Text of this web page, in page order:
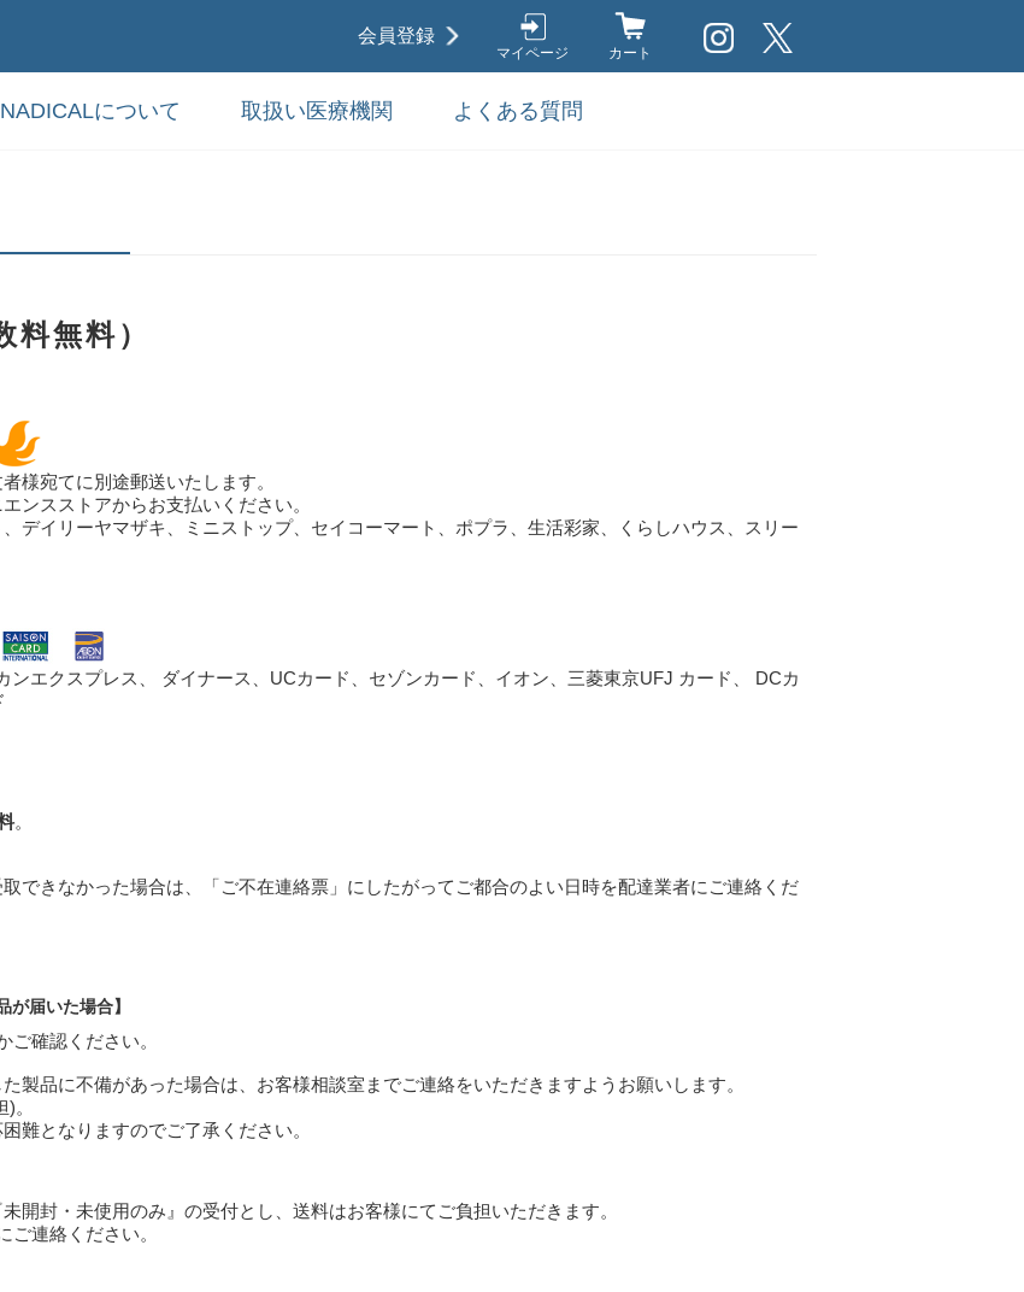
会員登録
マイページ カート
NADICALについて 取扱い医療機関 よくある質問
無料）
様宛てに別途郵送いたします。
ンスストアからお支払いください。
デイリーヤマザキ、ミニストップ、セイコーマート、ポプラ、生活彩家、くらしハウス、スリー
エクスプレス、 ダイナース、UCカード、セゾンカード、イオン、三菱東京UFJ カード、 DCカ
。
できなかった場合は、「ご不在連絡票」にしたがってご都合のよい日時を配達業者にご連絡くだ
が届いた場合】
確認ください。
製品に不備があった場合は、お客様相談室までご連絡をいただきますようお願いします。
。
難となりますのでご了承ください。
開封・未使用のみ』の受付とし、送料はお客様にてご負担いただきます。
連絡ください。